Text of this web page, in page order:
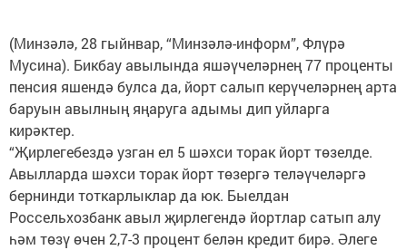
(Минзәлә, 28 гыйнвар, “Минзәлә-информ”, Флүрә
Мусина). Бикбау авылында яшәүчеләрнең 77 проценты
пенсия яшендә булса да, йорт салып керүчеләрнең арта
баруын авылның яңаруга адымы дип уйларга
кирәктер.
“Җирлегебездә узган ел 5 шәхси торак йорт төзелде.
Авылларда шәхси торак йорт төзергә теләүчеләргә
бернинди тоткарлыклар да юк. Быелдан
Россельхозбанк авыл җирлегендә йортлар сатып алу
һәм төзү өчен 2,7-3 процент белән кредит бирә. Әлеге